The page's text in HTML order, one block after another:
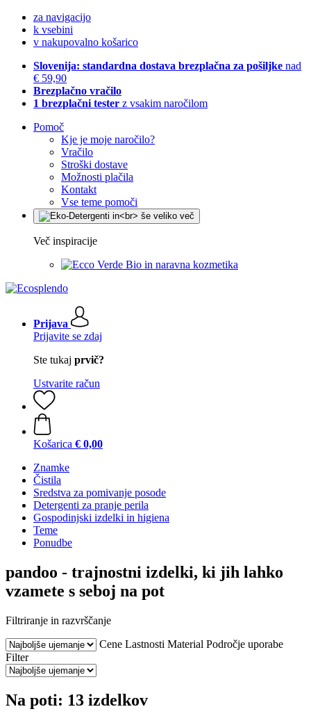
za navigacijo
k vsebini
v nakupovalno košarico
Slovenija: standardna dostava brezplačna za pošiljke nad
€ 59,90
Brezplačno vračilo
1 brezplačni tester z vsakim naročilom
Pomoč
Kje je moje naročilo?
Vračilo
Stroški dostave
Možnosti plačila
Kontakt
Vse teme pomoči
Več inspiracije
Bio in naravna kozmetika
Prijava
Prijavite se zdaj
Ste tukaj prvič?
Ustvarite račun
Košarica € 0,00
Znamke
Čistila
Sredstva za pomivanje posode
Detergenti za pranje perila
Gospodinjski izdelki in higiena
Teme
Ponudbe
pandoo - trajnostni izdelki, ki jih lahko
vzamete s seboj na pot
Filtriranje in razvrščanje
Cene Lastnosti Material Področje uporabe
Filter
Na poti: 13 izdelkov